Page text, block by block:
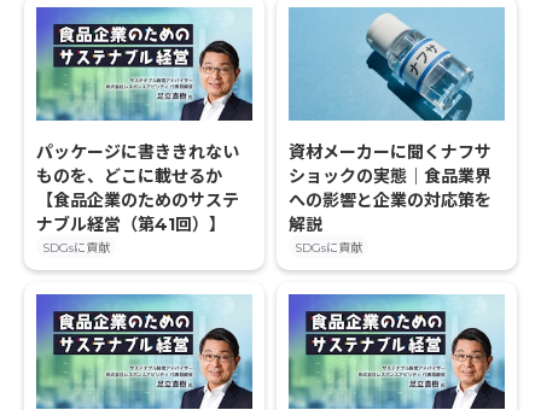
パッケージに書ききれない
ものを、どこに載せるか
【食品企業のためのサステ
ナブル経営（第41回）】
SDGsに貢献
資材メーカーに聞くナフサ
ショックの実態｜食品業界
への影響と企業の対応策を
解説
SDGsに貢献